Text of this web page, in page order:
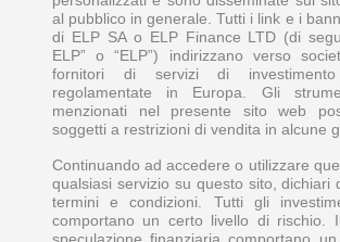
al pubblico in generale. Tutti i link e i
di ELP SA o ELP Finance LTD (di
ELP” o “ELP”) indirizzano verso
fornitori di servizi di
regolamentate in Europa. Gli
menzionati nel presente sito web
soggetti a restrizioni di vendita in alcune
Continuando ad accedere o utilizzare
qualsiasi servizio su questo sito, dichiari
termini e condizioni. Tutti gli
comportano un certo livello di rischio.